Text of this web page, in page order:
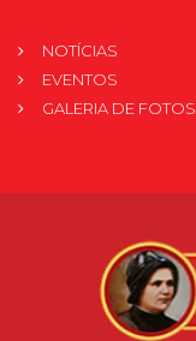
NOTÍCIAS
EVENTOS
GALERIA DE FOTOS